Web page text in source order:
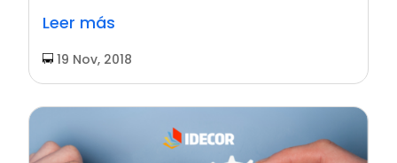
Leer más
19 Nov, 2018